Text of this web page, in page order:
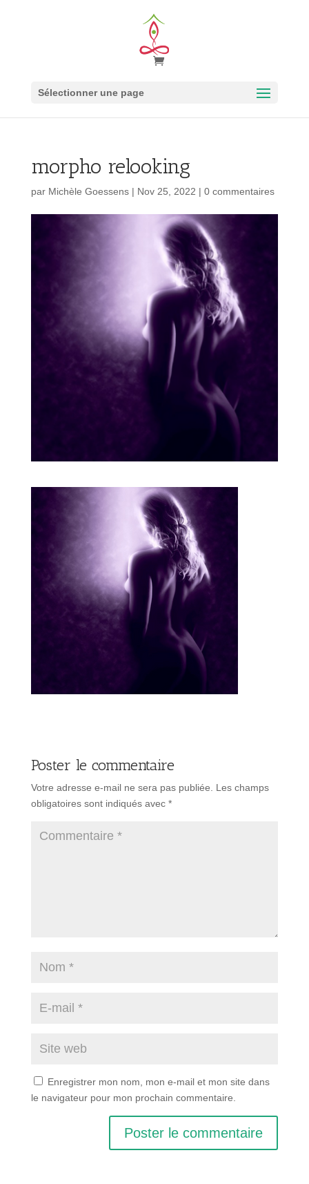
Sélectionner une page
morpho relooking
par Michèle Goessens| Nov 25, 2022 | 0 commentaires
Poster le commentaire
Votre adresse e-mail ne sera pas publiée. Les champs
obligatoires sont indiqués avec *
Enregistrer mon nom, mon e-mail et mon site dans
le navigateur pour mon prochain commentaire.